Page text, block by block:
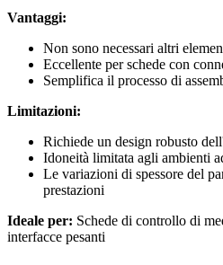
Vantaggi:
Non sono necessari altri
Eccellente per schede con
Semplifica il processo di
Limitazioni:
Richiede un design robusto
Idoneità limitata agli ambienti
Le variazioni di spessore del
prestazioni
Ideale per: Schede di controllo di
interfacce pesanti